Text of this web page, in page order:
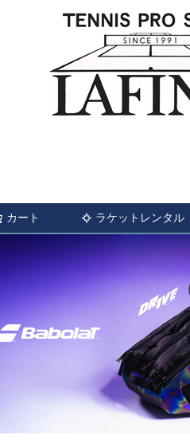
カート ラケットレンタル